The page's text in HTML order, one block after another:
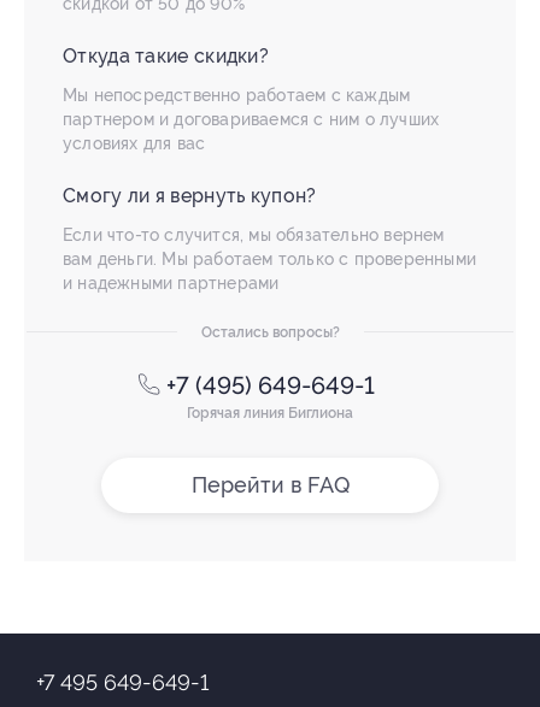
Откуда такие скидки?
Мы непосредственно работаем с каждым
партнером и договариваемся с ним о лучших
условиях для вас
Смогу ли я вернуть купон?
Если что-то случится, мы обязательно вернем
вам деньги. Мы работаем только с проверенными
и надежными партнерами
Остались вопросы?
+7 (495) 649-649-1
Горячая линия Биглиона
Перейти в FAQ
+7 495 649-649-1